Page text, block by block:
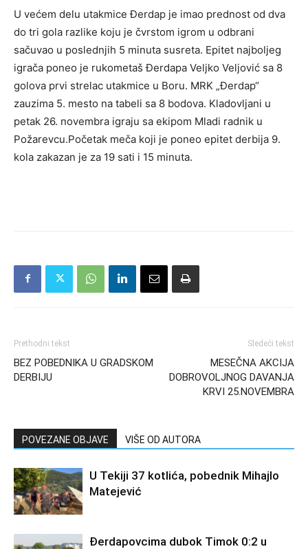
U većem delu utakmice Đerdap je imao prednost od dva
do tri gola razlike koju je čvrstom igrom u odbrani
sačuvao u poslednjih 5 minuta susreta. Epitet najboljeg
igrača poneo je rukometaš Đerdapa Veljko Veljović sa 8
golova prvi strelac utakmice u Boru. MRK „Đerdap“
zauzima 5. mesto na tabeli sa 8 bodova. Kladovljani u
petak 26. novembra igraju sa ekipom Mladi radnik u
Požarevcu.Početak meča koji je poneo epitet derbija 9.
kola zakazan je za 19 sati i 15 minuta.
Prethodni tekst
BEZ POBEDNIKA U GRADSKOM
DERBIJU
Sledeći tekst
MESEČNA AKCIJA
DOBROVOLJNOG DAVANJA
KRVI 25.NOVEMBRA
POVEZANE OBJAVE VIŠE OD AUTORA
U Tekiji 37 kotlića, pobednik Mihajlo
Matejević
Đerdapovcima dubok Timok 0:2 u